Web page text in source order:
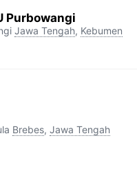
Purbowangi
Jawa Tengah, Kebumen
Brebes, Jawa Tengah